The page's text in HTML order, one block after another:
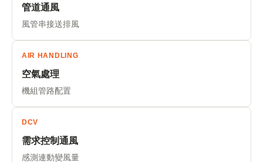
管道通風
風管串接送排風
AIR HANDLING
空氣處理
機組管路配置
DCV
需求控制通風
感測連動變風量